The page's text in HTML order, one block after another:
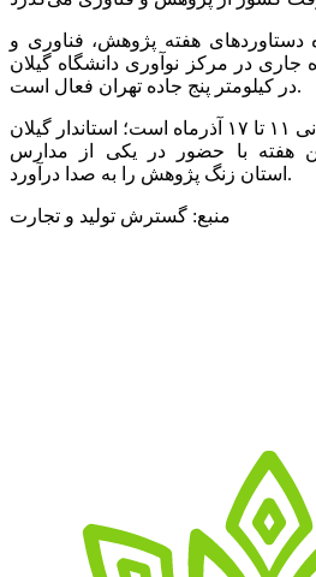
دستاوردهای هفته پژوهش، فناوری و
جاری در مرکز نوآوری دانشگاه گیلان
در کیلومتر پنج جاده تهران فعال است.
هفته پژوهش و فناوری استانی ۱۱ تا ۱۷ آذرماه است؛ استاندار گیلان
هفته با حضور در یکی از مدارس
استان زنگ پژوهش را به صدا درآورد.
منبع: گسترش تولید و تجارت